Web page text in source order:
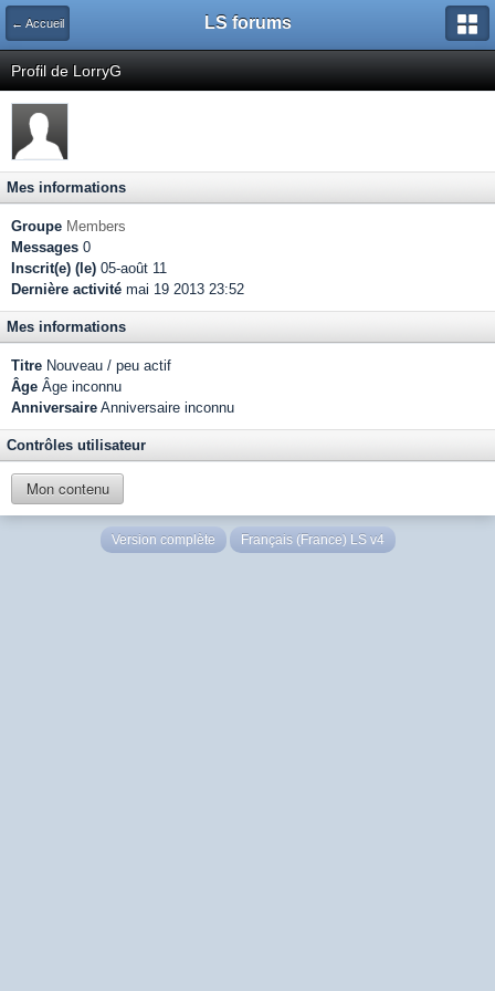
← Accueil LS forums
Profil de LorryG
Mes informations
Groupe Members
Messages 0
Inscrit(e) (le) 05-août 11
Dernière activité mai 19 2013 23:52
Mes informations
Titre Nouveau / peu actif
Âge Âge inconnu
Anniversaire Anniversaire inconnu
Contrôles utilisateur
Mon contenu
Version complète Français (France) LS v4